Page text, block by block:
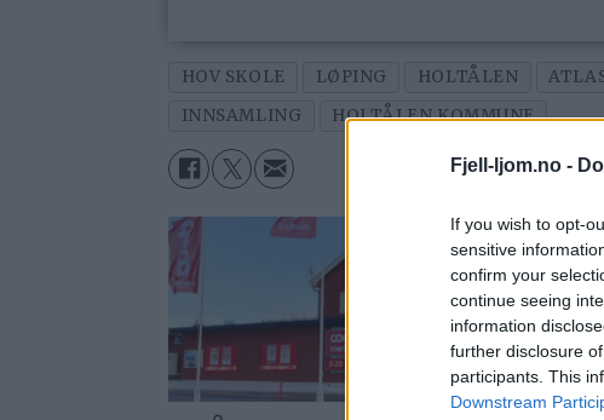
Fjell-ljom.no -
If you wish to opt-
sensitive
confirm your
continue seeing
information
further disclosure
participants. This
Downstream
HOV SKOLE LØPING HOLTÅLEN
INNSAMLING
HOLTÅLEN KOMMUNE